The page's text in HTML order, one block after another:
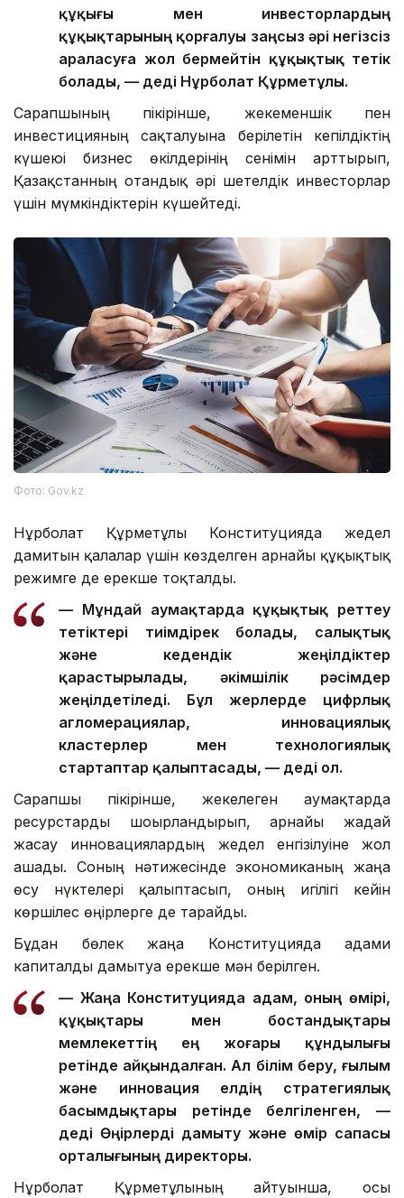
құқығы мен инвесторлардың
құқықтарының қорғалуы заңсыз әрі негізсіз
араласуға жол бермейтін құқықтық тетік
болады, — деді Нұрболат Құрметұлы.
Сарапшының пікірінше, жекеменшік пен
инвестицияның сақталуына берілетін кепілдіктің
күшеюі бизнес өкілдерінің сенімін арттырып,
Қазақстанның отандық әрі шетелдік инвесторлар
үшін мүмкіндіктерін күшейтеді.
Фото: Gov.kz
Нұрболат Құрметұлы Конституцияда жедел
дамитын қалалар үшін көзделген арнайы құқықтық
режимге де ерекше тоқталды.
— Мұндай аумақтарда құқықтық реттеу
тетіктері тиімдірек болады, салықтық
және кедендік жеңілдіктер
қарастырылады, әкімшілік рәсімдер
жеңілдетіледі. Бұл жерлерде цифрлық
агломерациялар, инновациялық
кластерлер мен технологиялық
стартаптар қалыптасады, — деді ол.
Сарапшы пікірінше, жекелеген аумақтарда
ресурстарды шоғырландырып, арнайы жағдай
жасау инновациялардың жедел енгізілуіне жол
ашады. Соның нәтижесінде экономиканың жаңа
өсу нүктелері қалыптасып, оның игілігі кейін
көршілес өңірлерге де тарайды.
Бұдан бөлек жаңа Конституцияда адами
капиталды дамытуға ерекше мән берілген.
— Жаңа Конституцияда адам, оның өмірі,
құқықтары мен бостандықтары
мемлекеттің ең жоғары құндылығы
ретінде айқындалған. Ал білім беру, ғылым
және инновация елдің стратегиялық
басымдықтары ретінде белгіленген, —
деді Өңірлерді дамыту және өмір сапасы
орталығының директоры.
Нұрболат Құрметұлының айтуынша, осы